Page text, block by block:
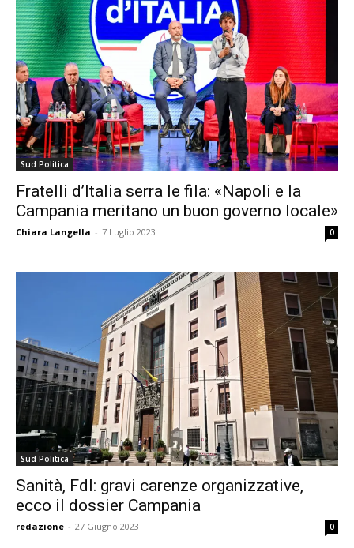
Sud Politica
Fratelli d’Italia serra le fila: «Napoli e la
Campania meritano un buon governo locale»
Chiara Langella - 7 Luglio 2023 0
Sud Politica
Sanità, FdI: gravi carenze organizzative,
ecco il dossier Campania
redazione - 27 Giugno 2023 0